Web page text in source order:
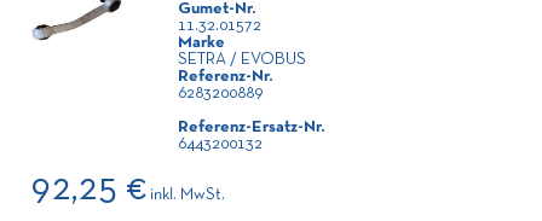
Gumet-Nr.
11.32.01572
Marke
SETRA / EVOBUS
Referenz-Nr.
6283200889
Referenz-Ersatz-Nr.
6443200132
92,25 € inkl. MwSt.